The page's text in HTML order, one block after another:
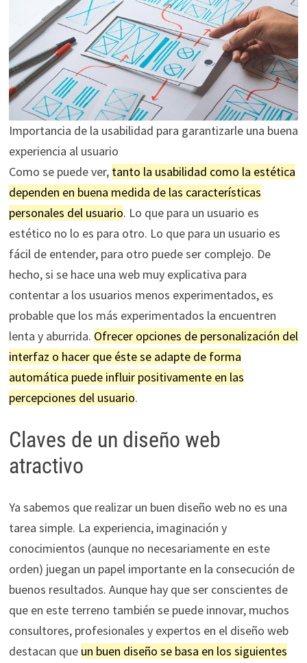
Importancia de la usabilidad para garantizarle una buena
experiencia al usuario
Como se puede ver, tanto la usabilidad como la estética
dependen en buena medida de las características
personales del usuario. Lo que para un usuario es
estético no lo es para otro. Lo que para un usuario es
fácil de entender, para otro puede ser complejo. De
hecho, si se hace una web muy explicativa para
contentar a los usuarios menos experimentados, es
probable que los más experimentados la encuentren
lenta y aburrida. Ofrecer opciones de personalización del
interfaz o hacer que éste se adapte de forma
automática puede influir positivamente en las
percepciones del usuario.
Claves de un diseño web
atractivo
Ya sabemos que realizar un buen diseño web no es una
tarea simple. La experiencia, imaginación y
conocimientos (aunque no necesariamente en este
orden) juegan un papel importante en la consecución de
buenos resultados. Aunque hay que ser conscientes de
que en este terreno también se puede innovar, muchos
consultores, profesionales y expertos en el diseño web
destacan que un buen diseño se basa en los siguientes